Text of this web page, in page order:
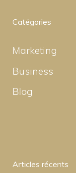
Catégories
Marketing
Business
Blog
Articles récents